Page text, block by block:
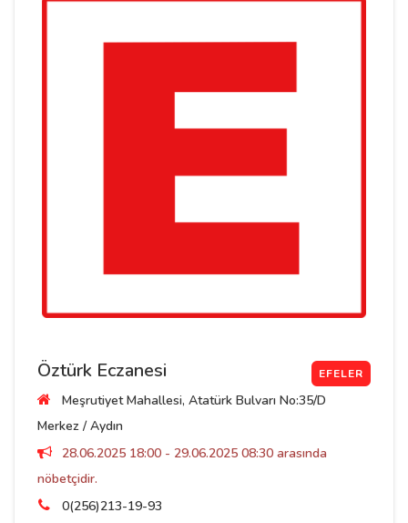
Öztürk Eczanesi EFELER
Meşrutiyet Mahallesi, Atatürk Bulvarı No:35/D
Merkez / Aydın
28.06.2025 18:00 - 29.06.2025 08:30 arasında
nöbetçidir.
0(256)213-19-93